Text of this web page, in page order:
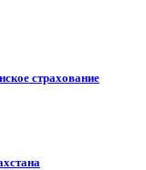
страхование